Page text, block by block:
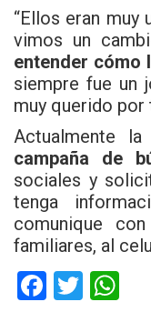
“Ellos eran muy
vimos un
entender cómo
siempre fue un
muy querido por
Actualmente
campaña de
sociales y
tenga
comunique
familiares, al
F
T